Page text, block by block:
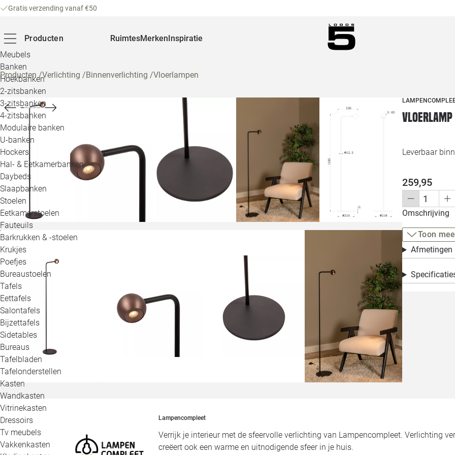
Gratis verzending vanaf €50
Producten
Meubels
Banken
Hoekbanken
2-zitsbanken
3-zitsbanken
4-zitsbanken
Modulaire banken
U-banken
Hockers
Hal- & Eetkamerbanken
Daybeds
Slaapbanken
Stoelen
Eetkamerstoelen
Fauteuils
Barkrukken & -stoelen
Krukjes
Poefjes
Bureaustoelen
Tafels
Eettafels
Salontafels
Bijzettafels
Sidetables
Bureaus
Tafelbladen
Tafelonderstellen
Kasten
Wandkasten
Vitrinekasten
Dressoirs
Tv meubels
Vakkenkasten
RuimtesMerkenInspiratie
Producten/Verlichting /Binnenverlichting /Vloerlampen
Leverbaar
259,95
Omschrijving
Toon
Afmetingen
Lampencompleet
Verrijk je interieur met de sfeervolle verlichting van Lampencompleet. Verlichting
creëert ook een warme en uitnodigende sfeer in je huis.